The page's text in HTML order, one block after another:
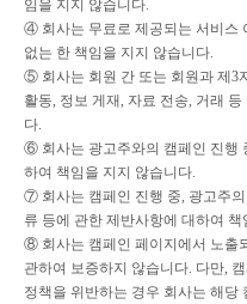
임을 지지 않습니다.
④ 회사는 무료로 제공되는 서비스
없는 한 책임을 지지 않습니다.
⑤ 회사는 회원 간 또는 회원과 제 3
활동, 정보 게재, 자료 전송, 거래 등
다.
⑥ 회사는 광고주와의 캠페인 진행
하여 책임을 지지 않습니다.
⑦ 회사는 캠페인 진행 중, 광고주
류 등에 관한 제반사항에 대하여
⑧ 회사는 캠페인 페이지에서 노출
관하여 보증하지 않습니다. 다만,
정책을 위반하는 경우 회사는 해당